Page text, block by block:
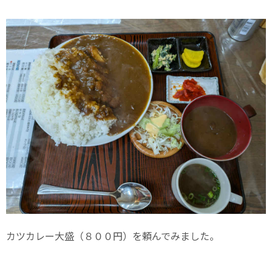
カツカレー大盛（８００円）を頼んでみました。